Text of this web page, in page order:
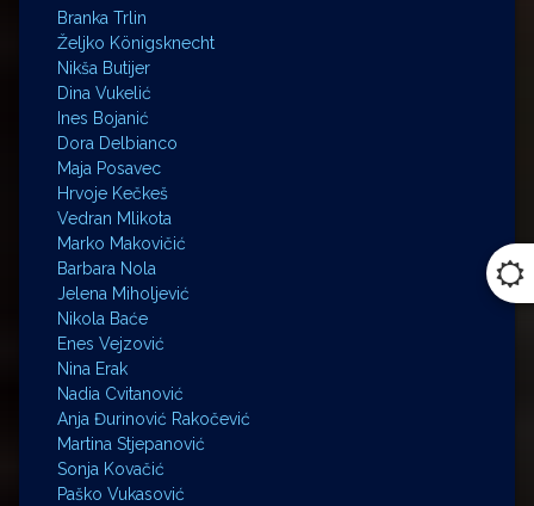
Branka Trlin
Željko Königsknecht
Nikša Butijer
Dina Vukelić
Ines Bojanić
Dora Delbianco
Maja Posavec
Hrvoje Kečkeš
Vedran Mlikota
Marko Makovičić
Barbara Nola
Jelena Miholjević
Nikola Baće
Enes Vejzović
Nina Erak
Nadia Cvitanović
Anja Đurinović Rakočević
Martina Stjepanović
Sonja Kovačić
Paško Vukasović